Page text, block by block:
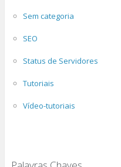
Sem categoria
SEO
Status de Servidores
Tutoriais
Vídeo-tutoriais